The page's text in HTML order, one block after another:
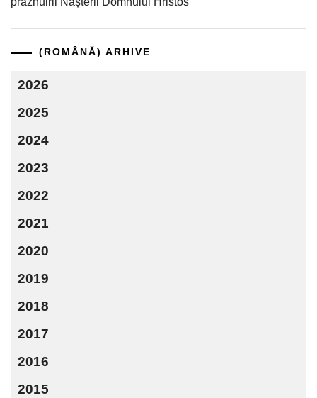
(ROMÂNĂ) ARHIVE
2026
2025
2024
2023
2022
2021
2020
2019
2018
2017
2016
2015